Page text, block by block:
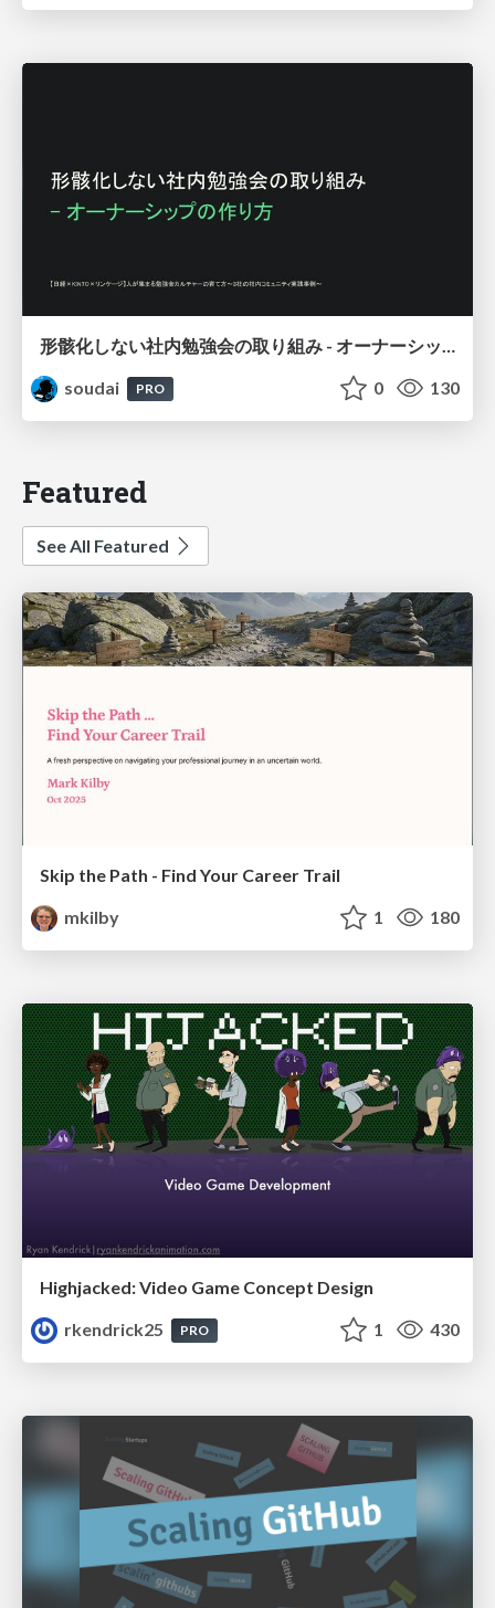
形骸化しない社内勉強会の取り組み - オーナーシップの作り方 / In-house study session
soudai
PRO 0 130
Featured
See All Featured
Skip the Path - Find Your Career Trail
mkilby
1 180
Highjacked: Video Game Concept Design
rkendrick25
PRO 1 430